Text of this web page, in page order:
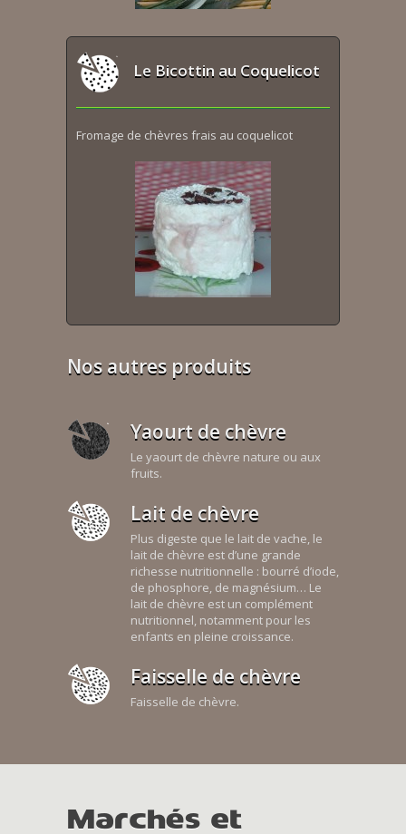
Le Bicottin au Coquelicot
Fromage de chèvres frais au coquelicot
Nos autres produits
Yaourt de chèvre
Le yaourt de chèvre nature ou aux
fruits.
Lait de chèvre
Plus digeste que le lait de vache, le
lait de chèvre est d’une grande
richesse nutritionnelle : bourré d’iode,
de phosphore, de magnésium… Le
lait de chèvre est un complément
nutritionnel, notamment pour les
enfants en pleine croissance.
Faisselle de chèvre
Faisselle de chèvre.
Marchés et